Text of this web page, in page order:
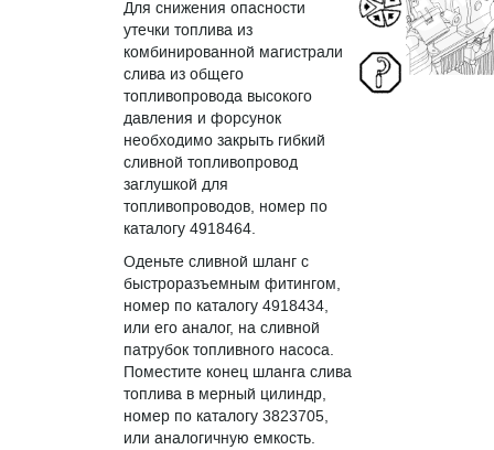
Для снижения опасности
утечки топлива из
комбинированной магистрали
слива из общего
топливопровода высокого
давления и форсунок
необходимо закрыть гибкий
сливной топливопровод
заглушкой для
топливопроводов, номер по
каталогу 4918464.
Оденьте сливной шланг с
быстроразъемным фитингом,
номер по каталогу 4918434,
или его аналог, на сливной
патрубок топливного насоса.
Поместите конец шланга слива
топлива в мерный цилиндр,
номер по каталогу 3823705,
или аналогичную емкость.